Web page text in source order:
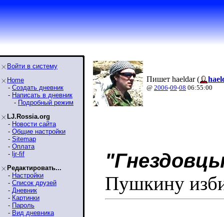
Войти в систему
Home
- Создать дневник
- Написать в дневник
- Подробный режим
LJ.Rossia.org
- Новости сайта
- Общие настройки
- Sitemap
- Оплата
- ljr-fif
Редактировать...
- Настройки
- Список друзей
- Дневник
- Картинки
- Пароль
- Вид дневника
Пишет haeldar (
@ 2006-09-08 06:55:00
Пушкину